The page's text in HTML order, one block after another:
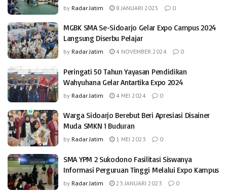
by Radar Jatim 8 JANUARI 2025 0
MGBK SMA Se-Sidoarjo Gelar Expo Campus 2024
Langsung Diserbu Pelajar
by Radar Jatim 4 NOVEMBER 2024 0
Peringati 50 Tahun Yayasan Pendidikan
Wahyuhana Gelar Antartika Expo 2024
by Radar Jatim 4 MEI 2024 0
Warga Sidoarjo Berebut Beri Apresiasi Disainer
Muda SMKN 1 Buduran
by Radar Jatim 1 MEI 2023 0
SMA YPM 2 Sukodono Fasilitasi Siswanya
Informasi Perguruan Tinggi Melalui Expo Kampus
by Radar Jatim 23 JANUARI 2023 0